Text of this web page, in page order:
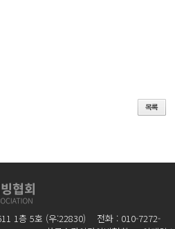
1층 5호 (우:22830) 전화 : 010-7272-